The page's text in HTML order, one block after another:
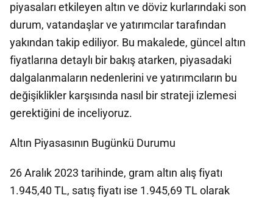
piyasaları etkileyen altın ve döviz kurlarındaki son
durum, vatandaşlar ve yatırımcılar tarafından
yakından takip ediliyor. Bu makalede, güncel altın
fiyatlarına detaylı bir bakış atarken, piyasadaki
dalgalanmaların nedenlerini ve yatırımcıların bu
değişiklikler karşısında nasıl bir strateji izlemesi
gerektiğini de inceliyoruz.
Altın Piyasasının Bugünkü Durumu
26 Aralık 2023 tarihinde, gram altın alış fiyatı
1.945,40 TL, satış fiyatı ise 1.945,69 TL olarak